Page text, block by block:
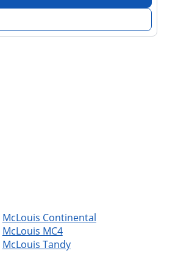
McLouis Continental
McLouis MC4
McLouis Tandy